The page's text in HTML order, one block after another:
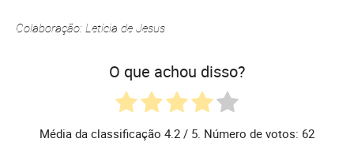
Colaboração: Letícia de Jesus
O que achou disso?
Média da classificação 4.2 / 5. Número de votos: 62